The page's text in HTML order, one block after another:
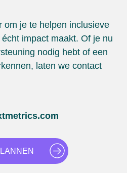
om je te helpen inclusieve
impact maakt. Of je nu
nodig hebt of een
laten we contact